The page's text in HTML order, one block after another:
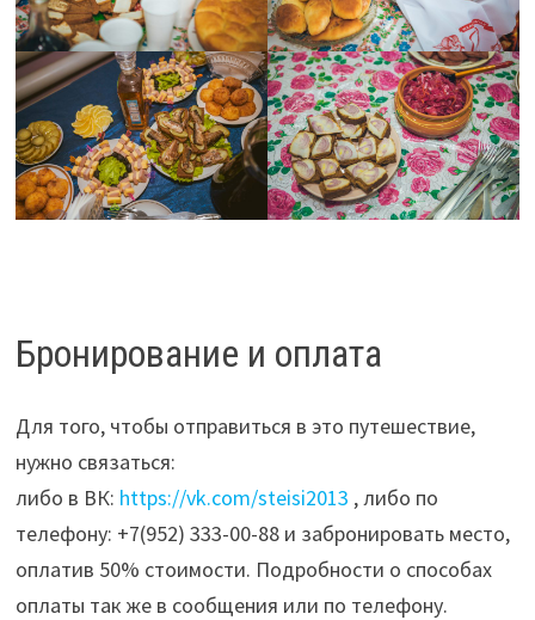
Бронирование и оплата
Для того, чтобы отправиться в это путешествие,
нужно связаться:
либо в ВК: https://vk.com/steisi2013 , либо по
телефону: +7(952) 333-00-88 и забронировать место,
оплатив 50% стоимости. Подробности о способах
оплаты так же в сообщения или по телефону.